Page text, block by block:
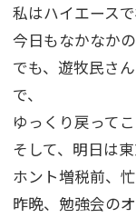
私はハイエース
今日もなかなかの
でも、遊牧民さ
で、
ゆっくり戻って
そして、明日は
ホント増税前、
昨晩、勉強会の